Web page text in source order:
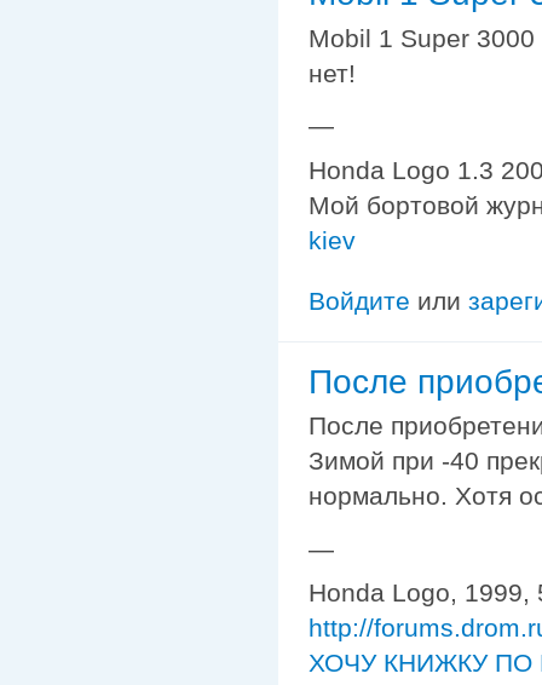
Mobil 1 Super
нет!
—
Honda Logo 1.3
Мой бортовой
kiev
Войдите или
После
После
Зимой при -40
нормально. Хотя
—
Honda Logo, 1999,
http://
ХОЧУ КНИЖКУ ПО